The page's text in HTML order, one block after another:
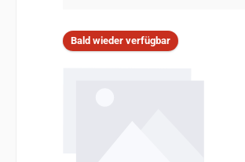
Bald wieder verfügbar